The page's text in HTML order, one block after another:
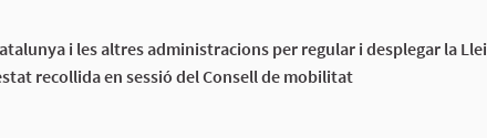
i les altres administracions per regular i desplegar la Llei
recollida en sessió del Consell de mobilitat